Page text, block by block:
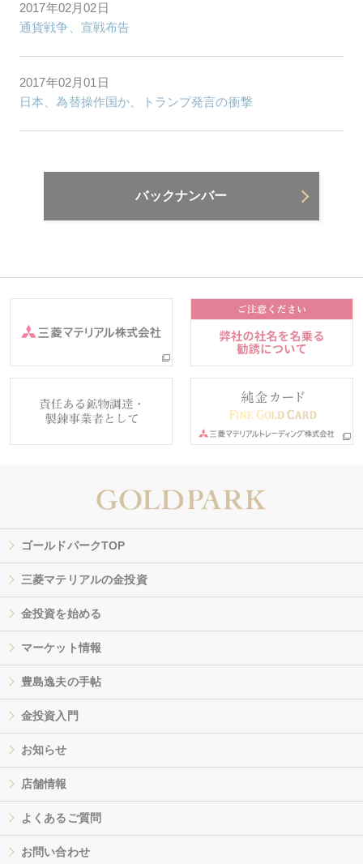
2017年02月02日
通貨戦争、宣戦布告
2017年02月01日
日本、為替操作国か、トランプ発言の衝撃
バックナンバー
ゴールドパークTOP
三菱マテリアルの金投資
金投資を始める
マーケット情報
豊島逸夫の手帖
金投資入門
お知らせ
店舗情報
よくあるご質問
お問い合わせ